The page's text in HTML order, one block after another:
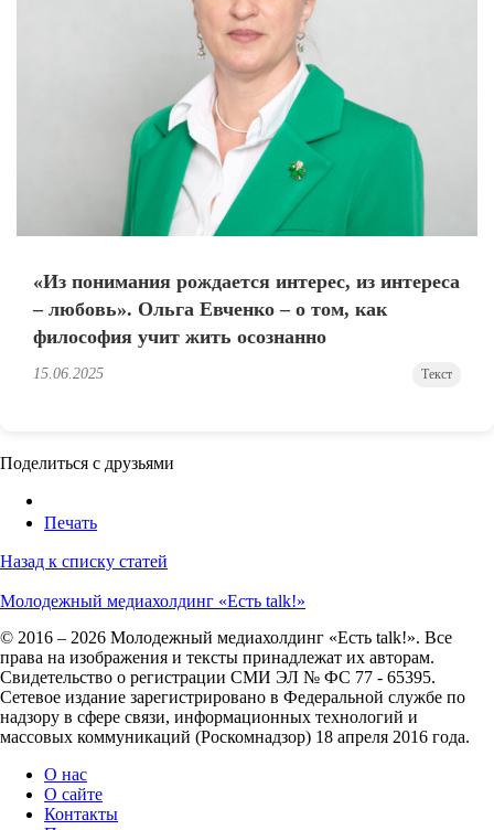
«Из понимания рождается интерес, из интереса
– любовь». Ольга Евченко – о том, как
философия учит жить осознанно
15.06.2025 Текст
Поделиться с друзьями
Печать
Назад к списку статей
Молодежный медиахолдинг «Есть talk!»
© 2016 – 2026 Молодежный медиахолдинг «Есть talk!». Все
права на изображения и тексты принадлежат их авторам.
Свидетельство о регистрации СМИ ЭЛ № ФС 77 - 65395.
Сетевое издание зарегистрировано в Федеральной службе по
надзору в сфере связи, информационных технологий и
массовых коммуникаций (Роскомнадзор) 18 апреля 2016 года.
О нас
О сайте
Контакты